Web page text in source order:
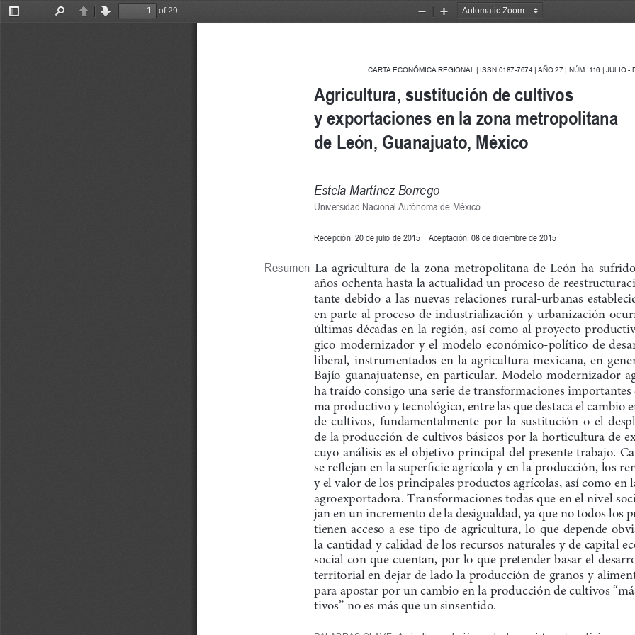
Toggle
PreviousNext
of 29
Zoom
Zoom
CARTA ECONÓMICA REGIONAL | ISSN 0187-7674 | AÑO 27 | NÚM. 116 | JULIO -
Agricultura, sustitución de cultivos
y exportaciones en la zona metropolitana
de León, Guanajuato, México
Estela Martínez Borrego
Universidad Nacional Autónoma de México
Recepción: 20 de julio de 2015    Aceptación: 08 de diciembre de 2015
Resumen La  agricultura  de  la  zona  metropolitana  de  León  ha
años ochenta hasta la actualidad un proceso de
tante  debido  a  las  nuevas  relaciones  rural-urbanas
en  parte  al  proceso  de  industrialización  y  urbanización
últimas  décadas  en  la  región,  así  como  al  proyecto
gico  modernizador  y  el  modelo  económico-político  de
liberal,  instrumentados  en  la  agricultura  mexicana,  en
Bajío  guanajuatense,  en  particular.  Modelo  modernizador
ha traído consigo una serie de transformaciones importantes
ma productivo y tecnológico, entre las que destaca el cambio
de  cultivos,  fundamentalmente  por  la  sustitución  o  el
de la producción de cultivos básicos por la horticultura de
cuyo  análisis  es  el  objetivo  principal  del  presente  trabajo.
se reflejan en la superficie agrícola y en la producción, los
y el valor de los principales productos agrícolas, así como en
agroexportadora. Transformaciones todas que en el nivel
jan en un incremento de la desigualdad, ya que no todos los
tienen  acceso  a  ese  tipo  de  agricultura,  lo  que  depende
la cantidad y calidad de los recursos naturales y de capital
social con que cuentan, por lo que pretender basar el
territorial en dejar de lado la producción de granos y
para apostar por un cambio en la producción de cultivos
tivos” no es más que un sinsentido.